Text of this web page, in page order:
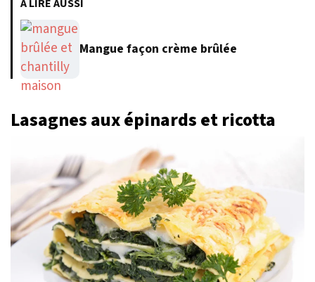
À LIRE AUSSI
Mangue façon crème brûlée
Lasagnes aux épinards et ricotta